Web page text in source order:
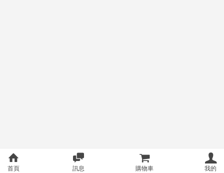
首頁 訊息 購物車 我的